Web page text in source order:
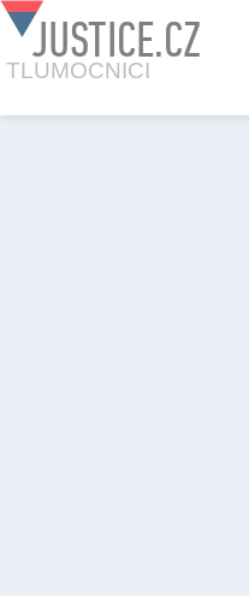
JUSTICE.CZ
TLUMOCNICI